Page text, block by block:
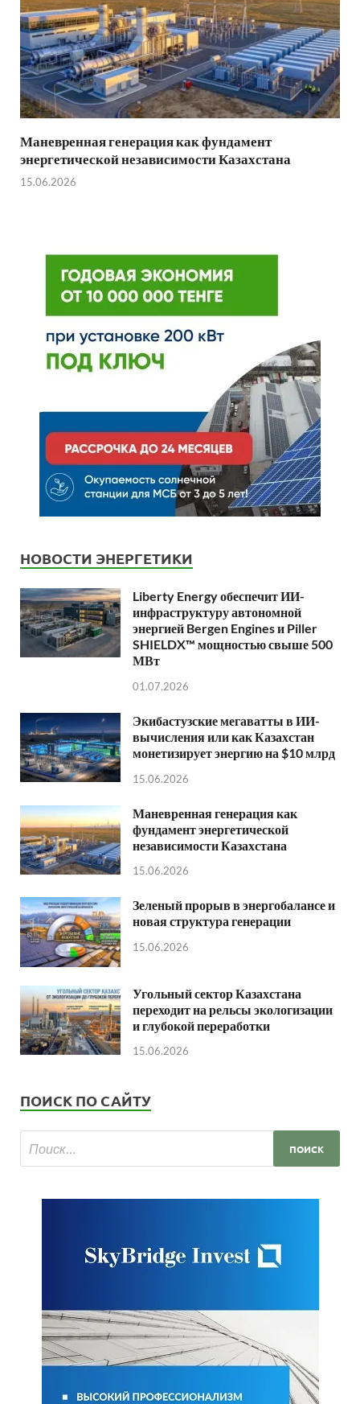
Маневренная генерация как фундамент
энергетической независимости Казахстана
15.06.2026
НОВОСТИ ЭНЕРГЕТИКИ
Liberty Energy обеспечит ИИ-
инфраструктуру автономной
энергией Bergen Engines и Piller
SHIELDX™ мощностью свыше 500
МВт
01.07.2026
Экибастузские мегаватты в ИИ-
вычисления или как Казахстан
монетизирует энергию на $10 млрд
15.06.2026
Маневренная генерация как
фундамент энергетической
независимости Казахстана
15.06.2026
Зеленый прорыв в энергобалансе и
новая структура генерации
15.06.2026
Угольный сектор Казахстана
переходит на рельсы экологизации
и глубокой переработки
15.06.2026
ПОИСК ПО САЙТУ